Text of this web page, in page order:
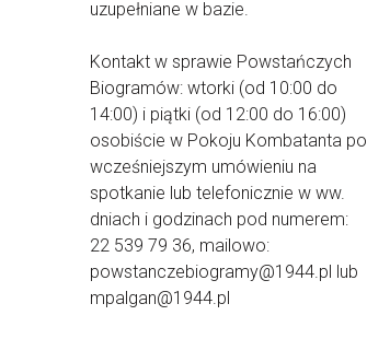
uzupełniane w bazie.
Kontakt w sprawie Powstańczych
Biogramów: wtorki (od 10:00 do
14:00) i piątki (od 12:00 do 16:00)
osobiście w Pokoju Kombatanta po
wcześniejszym umówieniu na
spotkanie lub telefonicznie w ww.
dniach i godzinach pod numerem:
22 539 79 36, mailowo:
powstanczebiogramy@1944.pl lub
mpalgan@1944.pl